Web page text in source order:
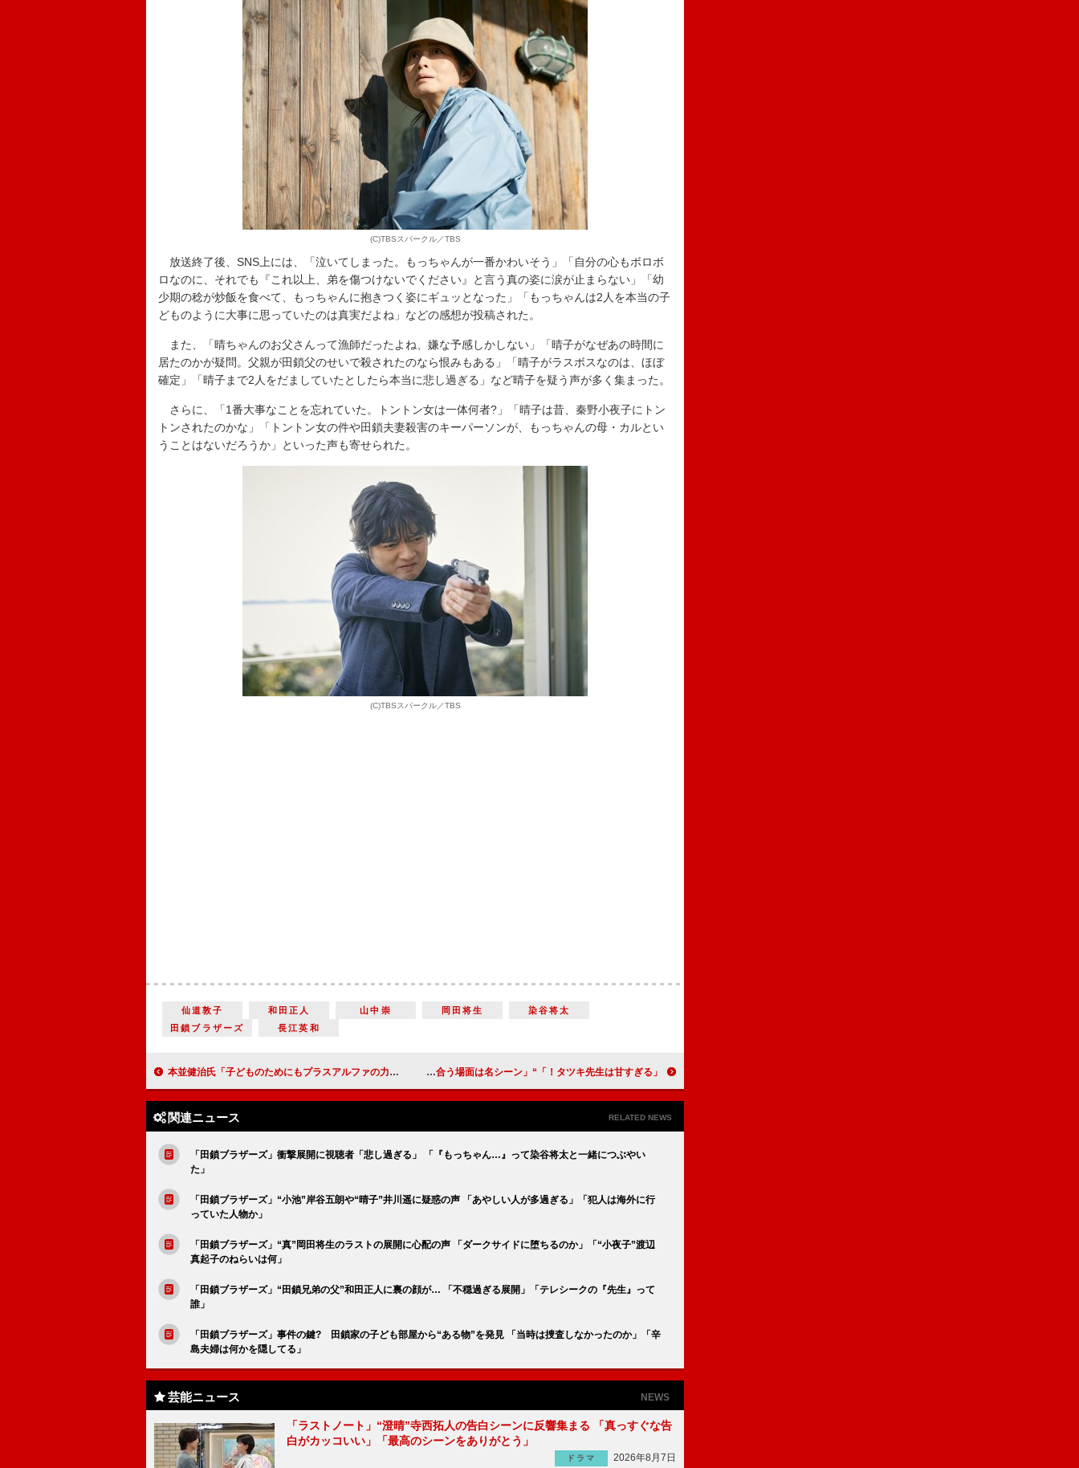
(C)TBSスパークル／TBS
放送終了後、SNS上には、「泣いてしまった。もっちゃんが一番かわいそう」「自分の心もボロボ
ロなのに、それでも『これ以上、弟を傷つけないでください』と言う真の姿に涙が止まらない」「幼
少期の稔が炒飯を食べて、もっちゃんに抱きつく姿にギュッとなった」「もっちゃんは2人を本当の子
どものように大事に思っていたのは真実だよね」などの感想が投稿された。
また、「晴ちゃんのお父さんって漁師だったよね、嫌な予感しかしない」「晴子がなぜあの時間に
居たのかが疑問。父親が田鎖父のせいで殺されたのなら恨みもある」「晴子がラスボスなのは、ほぼ
確定」「晴子まで2人をだましていたとしたら本当に悲し過ぎる」など晴子を疑う声が多く集まった。
さらに、「1番大事なことを忘れていた。トントン女は一体何者?」「晴子は昔、秦野小夜子にトン
トンされたのかな」「トントン女の件や田鎖夫妻殺害のキーパーソンが、もっちゃんの母・カルとい
うことはないだろうか」といった声も寄せられた。
(C)TBSスパークル／TBS
仙道敦子 和田正人 山中崇 岡田将生
染谷将太
田鎖ブラザーズ
長江英和
本並健治氏「子どものためにもプラスアルファの力が出てくる」 「3匹のおじパパ」結成記念イベントでサッカー日本代表にエール 「タツキ先生は甘すぎる！」“タツキ”町田啓太と“蒼空”山岸想のラストに感動 「蒼空くんの笑顔に号泣」「蒼空とタツキが向かい合う場面は名シーン」
関連ニュース RELATED NEWS
「田鎖ブラザーズ」衝撃展開に視聴者「悲し過ぎる」 「『もっちゃん…』って染谷将太と一緒につぶやい
た」
「田鎖ブラザーズ」“小池”岸谷五朗や“晴子”井川遥に疑惑の声 「あやしい人が多過ぎる」「犯人は海外に行
っていた人物か」
「田鎖ブラザーズ」“真”岡田将生のラストの展開に心配の声 「ダークサイドに堕ちるのか」「“小夜子”渡辺
真起子のねらいは何」
「田鎖ブラザーズ」“田鎖兄弟の父”和田正人に裏の顔が… 「不穏過ぎる展開」「テレシークの『先生』って
誰」
「田鎖ブラザーズ」事件の鍵? 田鎖家の子ども部屋から“ある物”を発見 「当時は捜査しなかったのか」「辛
島夫婦は何かを隠してる」
芸能ニュース NEWS
「ラストノート」“澄晴”寺西拓人の告白シーンに反響集まる 「真っすぐな告
白がカッコいい」「最高のシーンをありがとう」
ドラマ 2026年8月7日